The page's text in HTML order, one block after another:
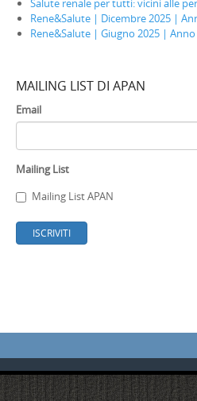
Salute renale per tutti: vicini alle
Rene&Salute | Dicembre 2025 |
Rene&Salute | Giugno 2025 | Anno
MAILING LIST DI APAN
Email
Mailing List
Mailing List APAN
ISCRIVITI